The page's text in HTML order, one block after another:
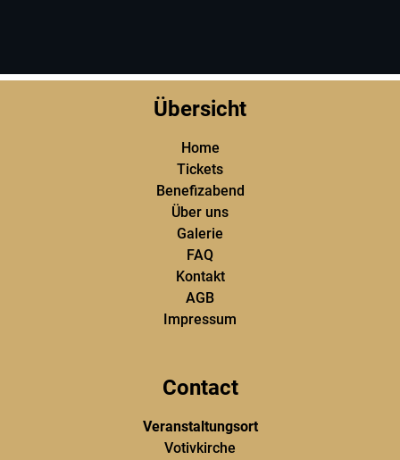
Übersicht
Home
Tickets
Benefizabend
Über uns
Galerie
FAQ
Kontakt
AGB
Impressum
Contact
Veranstaltungsort
Votivkirche